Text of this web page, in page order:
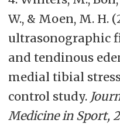
W., & Moen, M. H.
ultrasonographic
and tendinous
medial tibial
control study.
Medicine in Sport,